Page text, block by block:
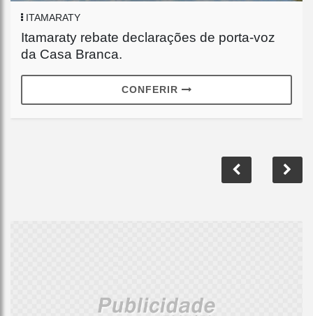
ITAMARATY
Itamaraty rebate declarações de porta-voz
da Casa Branca.
CONFERIR